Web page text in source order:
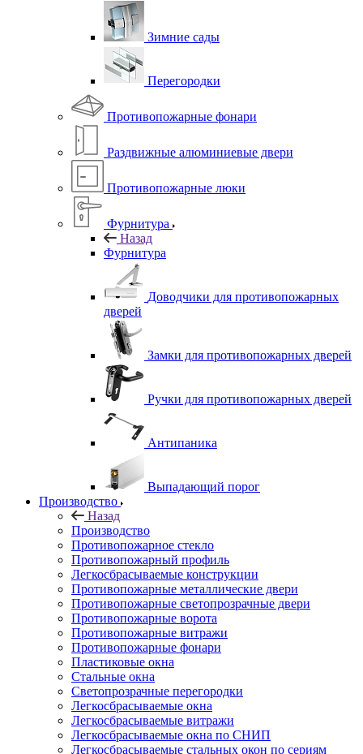
Зимние сады
Перегородки
Противопожарные фонари
Раздвижные алюминиевые двери
Противопожарные люки
Фурнитура
Назад
Фурнитура
Доводчики для противопожарных
дверей
Замки для противопожарных дверей
Ручки для противопожарных дверей
Антипаника
Выпадающий порог
Производство
Назад
Производство
Противопожарное стекло
Противопожарный профиль
Легкосбрасываемые конструкции
Противопожарные металлические двери
Противопожарные светопрозрачные двери
Противопожарные ворота
Противопожарные витражи
Противопожарные фонари
Пластиковые окна
Стальные окна
Светопрозрачные перегородки
Легкосбрасываемые окна
Легкосбрасываемые витражи
Легкосбрасываемые окна по СНИП
Легкосбрасываемые стальных окон по сериям